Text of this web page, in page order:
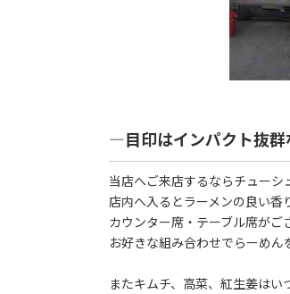
―目印はインパクト抜
当店へご来店するならチューシ
店内へ入るとラーメンの良い
カウンター席・テーブル席が
お好きな組み合わせでらーめ
またキムチ、高菜、紅生姜はい